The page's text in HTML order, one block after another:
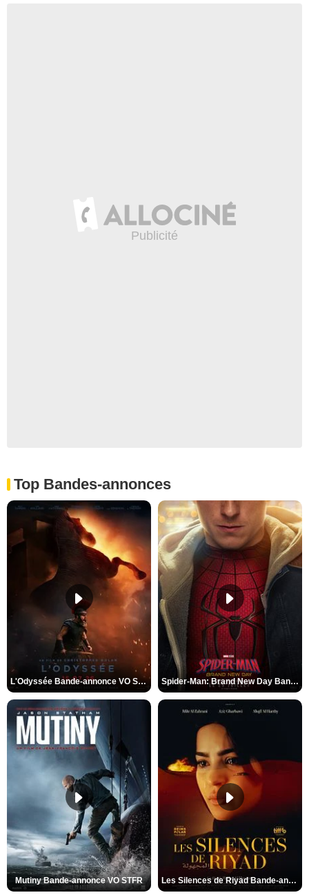
Top Bandes-annonces
L'Odyssée Bande-annonce VO STFR Spider-Man: Brand New Day Bande-annonce VO STFR
Mutiny Bande-annonce VO STFR Les Silences de Riyad Bande-annonce VO STFR